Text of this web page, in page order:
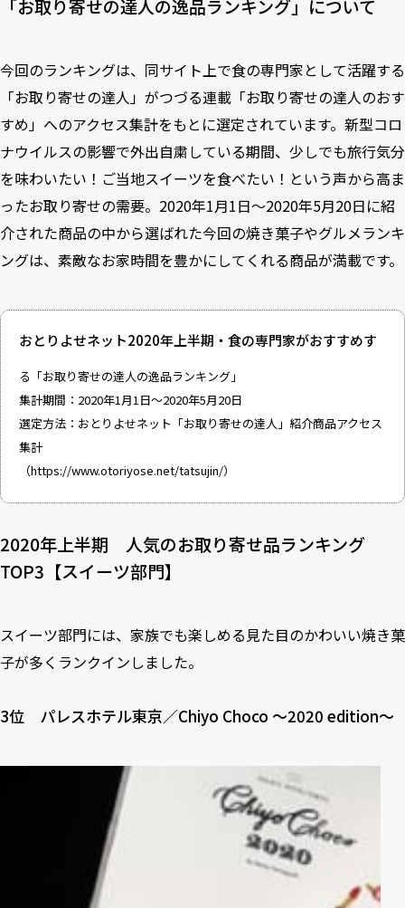
3-2
2位 キッチン飛騨／ご飯にかける飛騨牛ハンバ具ー
「お取り寄せの達人の逸品ランキング」について
今回のランキングは、同サイト上で食の専門家として活躍する
「お取り寄せの達人」がつづる連載「お取り寄せの達人のおす
すめ」へのアクセス集計をもとに選定されています。新型コロ
ナウイルスの影響で外出自粛している期間、少しでも旅行気分
を味わいたい！ご当地スイーツを食べたい！という声から高ま
ったお取り寄せの需要。2020年1月1日～2020年5月20日に紹
介された商品の中から選ばれた今回の焼き菓子やグルメランキ
ングは、素敵なお家時間を豊かにしてくれる商品が満載です。
おとりよせネット2020年上半期・食の専門家がおすすめす
る「お取り寄せの達人の逸品ランキング」
集計期間：2020年1月1日～2020年5月20日
選定方法：おとりよせネット「お取り寄せの達人」紹介商品アクセス
集計
（https://www.otoriyose.net/tatsujin/）
2020年上半期 人気のお取り寄せ品ランキング
TOP3【スイーツ部門】
スイーツ部門には、家族でも楽しめる見た目のかわいい焼き菓
子が多くランクインしました。
3位 パレスホテル東京／Chiyo Choco ～2020 edition～